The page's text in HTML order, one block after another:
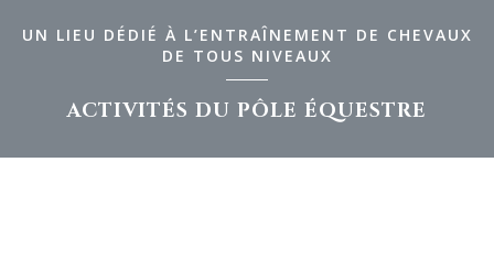
UN LIEU DÉDIÉ À L’ENTRAÎNEMENT DE CHEVAUX
DE TOUS NIVEAUX
ACTIVITÉS DU PÔLE ÉQUESTRE